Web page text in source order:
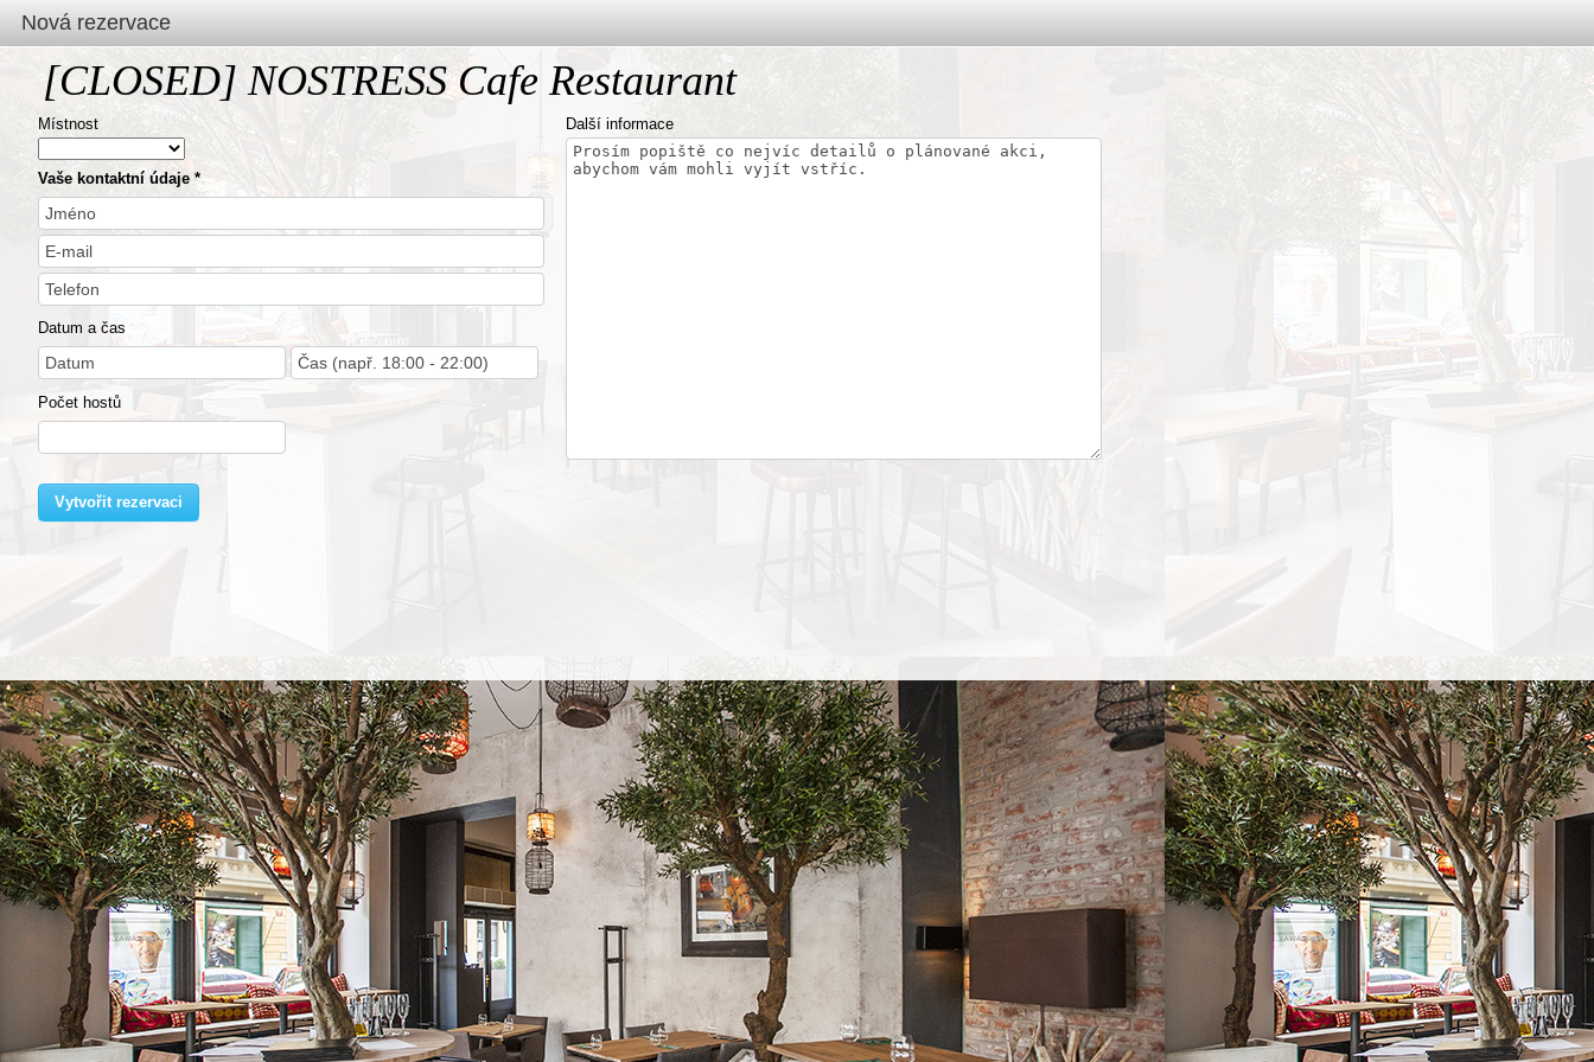
Nová rezervace
[CLOSED] NOSTRESS Cafe Restaurant
Místnost
Vaše kontaktní údaje
Datum a čas
Počet hostů
Další informace
Vytvořit rezervaci